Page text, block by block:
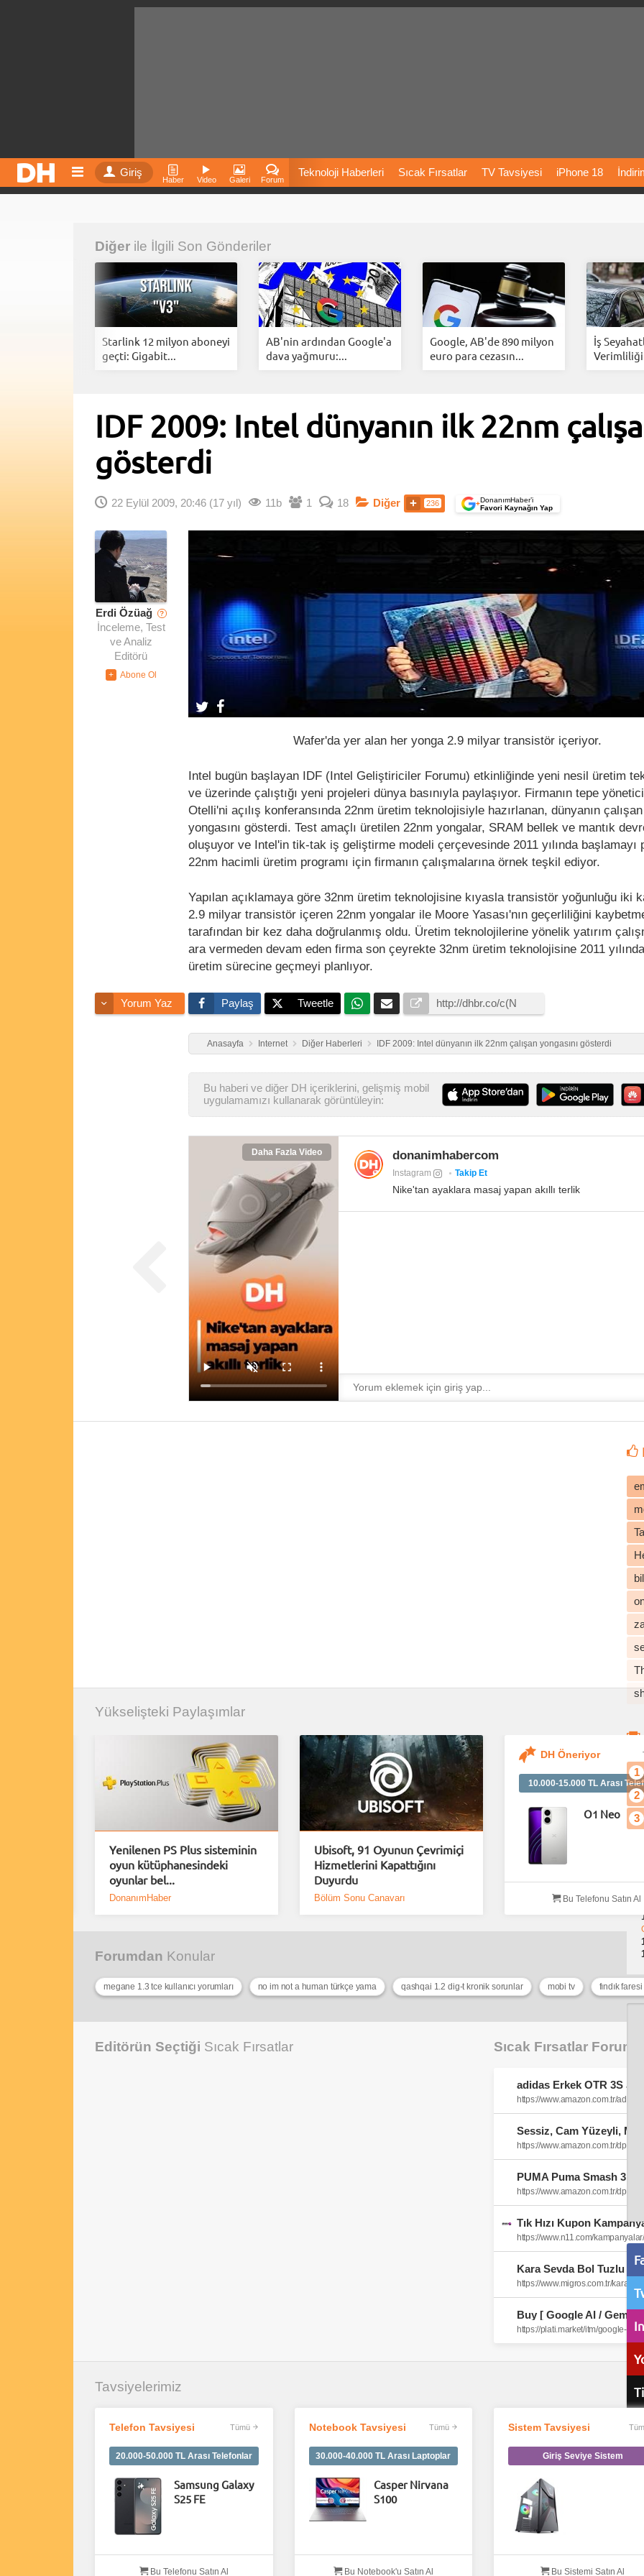
Giriş
Haber Video Galeri Forum
Teknoloji Haberleri Sıcak Fırsatlar TV Tavsiyesi iPhone 18
İnstagram Dondurma İnstagram Mü
Diğer ile İlgili Son Gönderiler
Starlink 12 milyon aboneyi
geçti: Gigabit...
AB'nin ardından Google'a
dava yağmuru:...
Google, AB'de 890 milyon
euro para cezasın...
İş
Verimliliği
IDF 2009: Intel dünyanın ilk 22nm
gösterdi
22 Eylül 2009, 20:46 (17 yıl) 11b 1 18 Diğer 236 +DonanımHaber’i
Favori Kaynağın Yap
Erdi Özüağ ?
İnceleme, Test
ve Analiz
Editörü
Wafer'da yer alan her yonga 2.9 milyar transistör içeriyor.
Intel bugün başlayan IDF (Intel Geliştiriciler Forumu) etkinliğinde yeni nesil üretim
ve üzerinde çalıştığı yeni projeleri dünya basınıyla paylaşıyor. Firmanın tepe
Otelli'ni açılış konferansında 22nm üretim teknolojisiyle hazırlanan, dünyanın
yongasını gösterdi. Test amaçlı üretilen 22nm yongalar, SRAM bellek ve mantık
oluşuyor ve Intel'in tik-tak iş geliştirme modeli çerçevesinde 2011 yılında başlamayı
22nm hacimli üretim programı için firmanın çalışmalarına örnek teşkil ediyor.
Yapılan açıklamaya göre 32nm üretim teknolojisine kıyasla transistör yoğunluğu iki
2.9 milyar transistör içeren 22nm yongalar ile Moore Yasası'nın geçerliliğini
tarafından bir kez daha doğrulanmış oldu. Üretim teknolojilerine yönelik yatırım
ara vermeden devam eden firma son çeyrekte 32nm üretim teknolojisine 2011
üretim sürecine geçmeyi planlıyor.
Yorum Yaz Paylaş Tweetle
Anasayfa Internet Diğer Haberleri IDF 2009: Intel dünyanın ilk 22nm çalışan yongasını gösterdi
Bu haberi ve diğer DH içeriklerini, gelişmiş mobil
uygulamamızı kullanarak görüntüleyin:
Daha Fazla Video donanimhabercom
Instagram Takip Et
Nike'tan ayaklara masaj yapan akıllı terlik
1
2
3
Yükselişteki Paylaşımlar
Yenilenen PS Plus sisteminin
oyun kütüphanesindeki
oyunlar bel...
DonanımHaber
Ubisoft, 91 Oyunun Çevrimiçi
Hizmetlerini Kapattığını
Duyurdu
Bölüm Sonu Canavarı
DH Öneriyor
10.000-15.000 TL Arası
O1 Neo
Bu Telefonu Satın Al
Forumdan Konular
megane 1.3 tce kullanıcı yorumları no im not a human türkçe yama qashqai 1.2 dig-t kronik sorunlar mobi tv fındık
Editörün Seçtiği Sıcak Fırsatlar Sıcak Fırsatlar
https://www.amazon.com.tr/
https://www.amazon.com.tr/dp/
https://www.amazon.com.tr/dp/
Tık Hızı Kupon
https://www.n11.com/
Kara Sevda Bol Tuzlu
https://www.migros.com.tr/kara-
Tavsiyelerimiz
Telefon Tavsiyesi Tümü
20.000-50.000 TL Arası Telefonlar
Samsung Galaxy
S25 FE
Bu Telefonu Satın Al
Notebook Tavsiyesi Tümü
30.000-40.000 TL Arası Laptoplar
Casper Nirvana
S100
Bu Notebook'u Satın Al
Sistem Tavsiyesi
Giriş Seviye Sistem
Bu Sistemi Satın Al